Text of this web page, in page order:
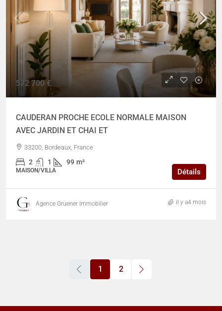
572 700 €
CAUDERAN PROCHE ECOLE NORMALE MAISON
AVEC JARDIN ET CHAI ET
33200, Bordeaux, France
2 1 99 m²
MAISON/VILLA Détails
Agence Gruener Immobilier il y a4 mois
1 2